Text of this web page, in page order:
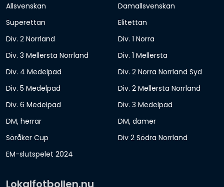
Allsvenskan
Superettan
Div. 2 Norrland
Div. 3 Mellersta Norrland
Div. 4 Medelpad
Div. 5 Medelpad
Div. 6 Medelpad
DM, herrar
Söråker Cup
EM-slutspelet 2024
Damallsvenskan
Elitettan
Div. 1 Norra
Div. 1 Mellersta
Div. 2 Norra Norrland Syd
Div. 2 Mellersta Norrland
Div. 3 Medelpad
DM, damer
Div 2 Södra Norrland
Lokalfotbollen.nu